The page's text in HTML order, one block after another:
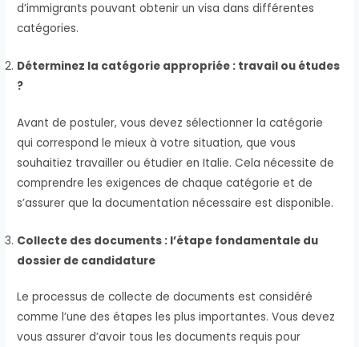
d’immigrants pouvant obtenir un visa dans différentes
catégories.
Déterminez la catégorie appropriée : travail ou études
?
Avant de postuler, vous devez sélectionner la catégorie
qui correspond le mieux à votre situation, que vous
souhaitiez travailler ou étudier en Italie. Cela nécessite de
comprendre les exigences de chaque catégorie et de
s’assurer que la documentation nécessaire est disponible.
Collecte des documents : l’étape fondamentale du
dossier de candidature
Le processus de collecte de documents est considéré
comme l’une des étapes les plus importantes. Vous devez
vous assurer d’avoir tous les documents requis pour